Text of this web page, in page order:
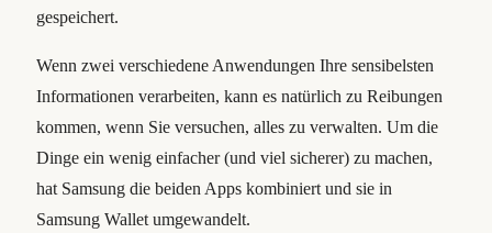
gespeichert.
Wenn zwei verschiedene Anwendungen Ihre sensibelsten
Informationen verarbeiten, kann es natürlich zu Reibungen
kommen, wenn Sie versuchen, alles zu verwalten. Um die
Dinge ein wenig einfacher (und viel sicherer) zu machen,
hat Samsung die beiden Apps kombiniert und sie in
Samsung Wallet umgewandelt.